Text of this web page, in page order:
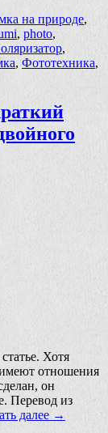
на природе,
, photo,
,
, Фототехника,
Хотя
отношения
он
Перевод из
далее →